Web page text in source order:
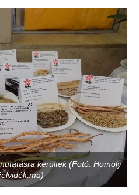
kerültek (Fotó: Homoly